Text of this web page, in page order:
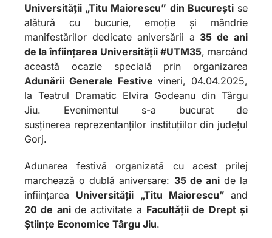
Universității „Titu Maiorescu” din Bucureștise
alătură cu bucurie, emoție și mândrie
manifestărilor dedicate aniversării a 35 de ani
de la înființarea Universității #UTM35, marcând
această ocazie specială prin organizarea
Adunării Generale Festive vineri, 04.04.2025,
la Teatrul Dramatic Elvira Godeanu din Târgu
Jiu. Evenimentul s-a bucurat de
susținerea reprezentanților instituțiilor din județul
Gorj.
Adunarea festivă organizată cu acest prilej
marchează o dublă aniversare: 35 de anide la
înființarea Universității „Titu Maiorescu” and
20 de ani de activitate a Facultății de Drept și
Științe Economice Târgu Jiu.